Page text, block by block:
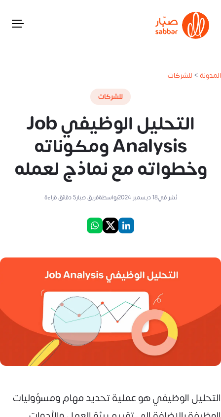
المدونة> للشركات
للشركات
التحليل الوظيفي Job
Analysis ومكوناته
وخطواته مع نماذج لعمله
نُشر في18 ديسمبر 2024 بواسطةفريق صبار5دقائق قراءة
التحليل الوظيفي هو عملية تحديد مهام ومسؤوليات